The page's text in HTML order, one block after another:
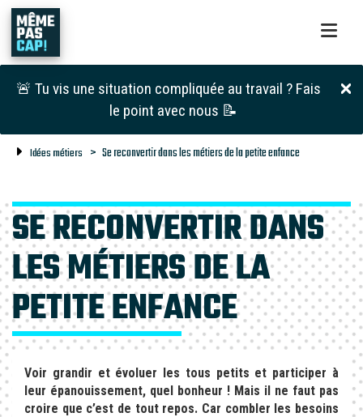
🚨 Tu vis une situation compliquée au travail ? Fais
le point avec nous 📝
Idées métiers Se reconvertir dans les métiers de la petite enfance
SE RECONVERTIR DANS
LES MÉTIERS DE LA
PETITE ENFANCE
Voir grandir et évoluer les tous petits et participer à
leur épanouissement, quel bonheur ! Mais il ne faut pas
croire que c’est de tout repos. Car combler les besoins